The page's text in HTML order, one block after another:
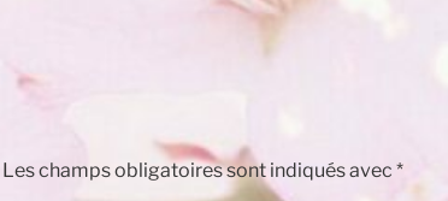
Les champs obligatoires sont indiqués avec *